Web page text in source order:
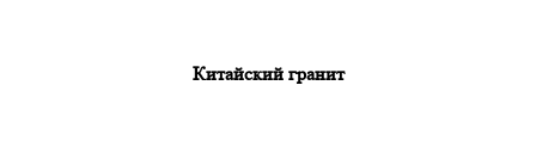
Китайский гранит